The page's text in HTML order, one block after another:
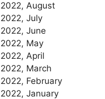
2022, August
2022, July
2022, June
2022, May
2022, April
2022, March
2022, February
2022, January